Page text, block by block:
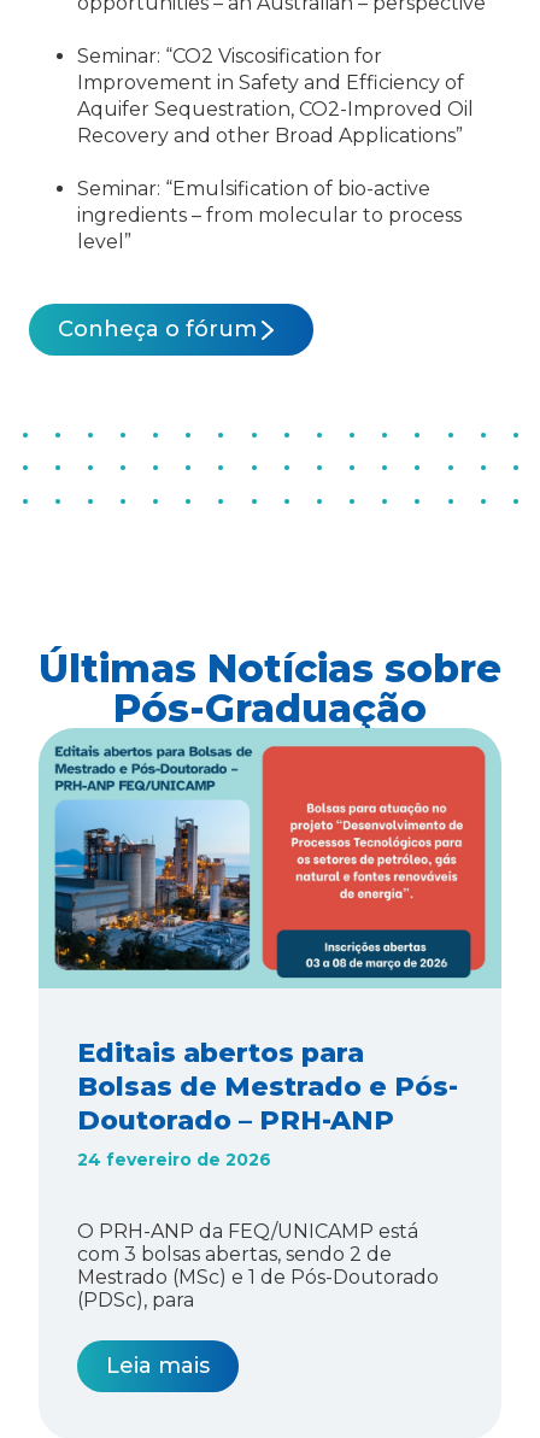
Seminar: “CO2 Viscosification for
Improvement in Safety and Efficiency of
Aquifer Sequestration, CO2-Improved Oil
Recovery and other Broad Applications”
Seminar: “Emulsification of bio-active
ingredients – from molecular to process
level”
Conheça o fórum
Últimas Notícias sobre
Pós-Graduação
Editais abertos para
Bolsas de Mestrado e Pós-
Doutorado – PRH-ANP
24 fevereiro de 2026
O PRH-ANP da FEQ/UNICAMP está
com 3 bolsas abertas, sendo 2 de
Mestrado (MSc) e 1 de Pós-Doutorado
(PDSc), para
Leia mais